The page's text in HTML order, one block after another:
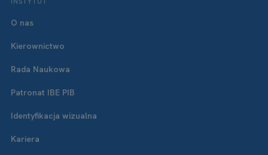
O nas
Kierownictwo
Rada Naukowa
Patronat IBE PIB
Identyfikacja wizualna
Kariera